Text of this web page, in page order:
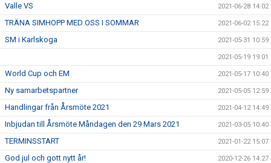
Valle VS 2021-06-28 14:02
TRÄNA SIMHOPP MED OSS I SOMMAR 2021-06-02 15:22
SM i Karlskoga 2021-05-31 10:59
2021-05-19 19:01
World Cup och EM 2021-05-17 10:40
Ny samarbetspartner 2021-05-05 12:59
Handlingar från Årsmöte 2021 2021-04-12 14:49
Inbjudan till Årsmöte Måndagen den 29 Mars 2021 2021-03-05 10:40
TERMINSSTART 2021-01-22 15:07
God jul och gott nytt år! 2020-12-26 14:27